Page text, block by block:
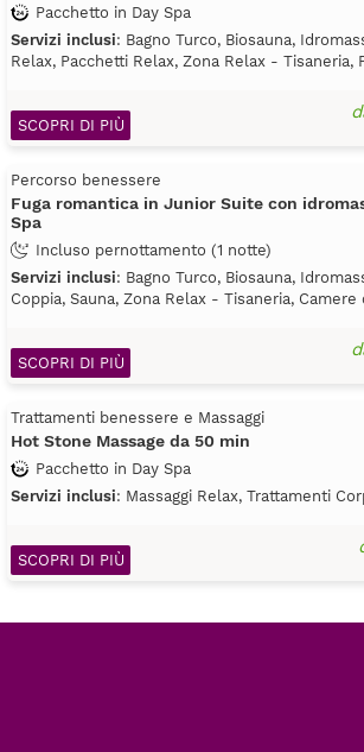
Pacchetto in Day Spa
Servizi inclusi: Bagno Turco, Biosauna,
Relax, Pacchetti Relax, Zona Relax - Tisaneria,
SCOPRI DI PIÙ
Percorso benessere
Fuga romantica in Junior Suite con
Spa
Incluso pernottamento (1 notte)
Servizi inclusi: Bagno Turco, Biosauna,
Coppia, Sauna, Zona Relax - Tisaneria,
SCOPRI DI PIÙ
Trattamenti benessere e Massaggi
Hot Stone Massage da 50 min
Pacchetto in Day Spa
Servizi inclusi: Massaggi Relax, Trattamenti
SCOPRI DI PIÙ